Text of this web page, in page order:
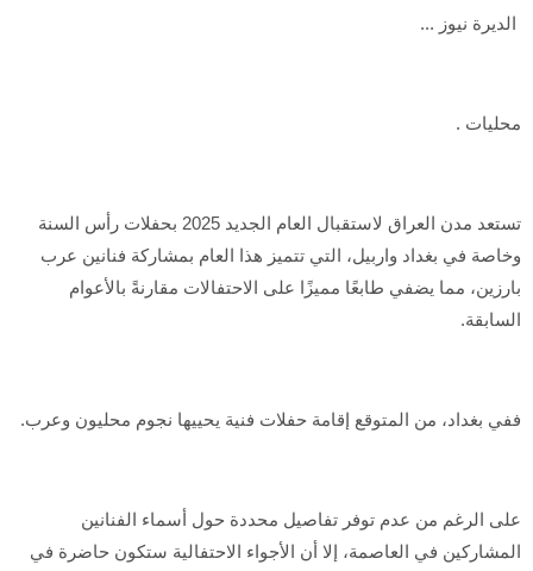
الديرة نيوز ...
محليات .
تستعد مدن العراق لاستقبال العام الجديد 2025 بحفلات رأس السنة
وخاصة في بغداد واربيل، التي تتميز هذا العام بمشاركة فنانين عرب
بارزين، مما يضفي طابعًا مميزًا على الاحتفالات مقارنةً بالأعوام
السابقة.
ففي بغداد، من المتوقع إقامة حفلات فنية يحييها نجوم محليون وعرب.
على الرغم من عدم توفر تفاصيل محددة حول أسماء الفنانين
المشاركين في العاصمة، إلا أن الأجواء الاحتفالية ستكون حاضرة في